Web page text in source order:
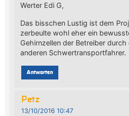
Werter Edi G,
Das bisschen Lustig ist dem
zerbeulte wohl eher ein
Gehirnzellen der Betreiber
anderen Schwertransportfahrer.
Antworten
Petz
13/10/2016 10:47